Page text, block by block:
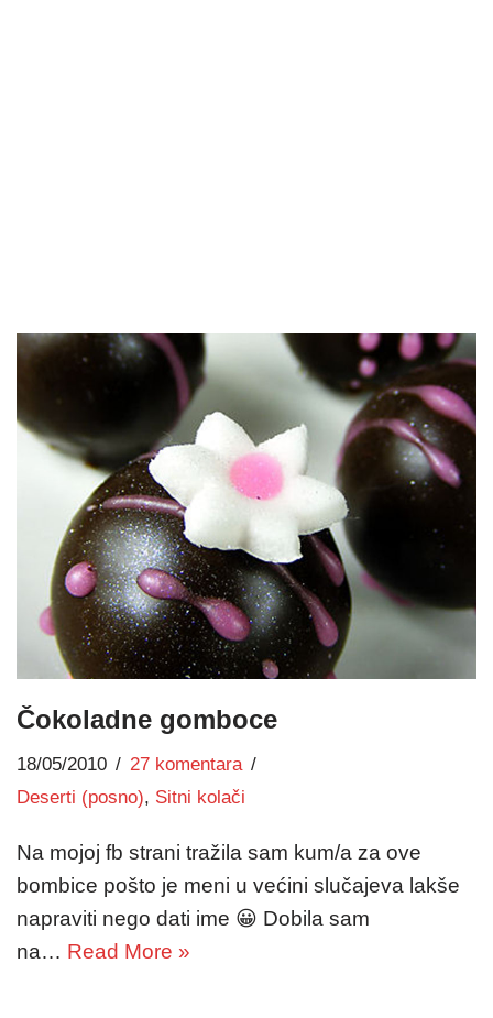
Čokoladne gomboce
18/05/2010
27 komentara
Deserti (posno), Sitni kolači
Na mojoj fb strani tražila sam kum/a za ove
bombice pošto je meni u većini slučajeva lakše
napraviti nego dati ime 😀 Dobila sam
na… Read More »